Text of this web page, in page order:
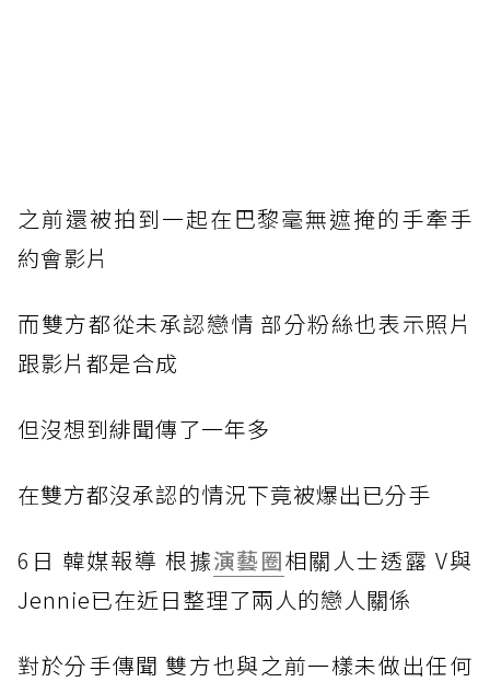
之前還被拍到一起在巴黎毫無遮掩的手牽手
約會影片
而雙方都從未承認戀情 部分粉絲也表示照片
跟影片都是合成
但沒想到緋聞傳了一年多
在雙方都沒承認的情況下竟被爆出已分手
6 日 韓媒報導 根據演藝圈相關人士透露 V與
Jennie已在近日整理了兩人的戀人關係
對於分手傳聞 雙方也與之前一樣未做出任何